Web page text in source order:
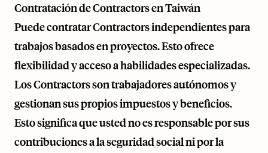
Contratación de Contractors en Taiwán
Puede contratar Contractors independientes para
trabajos basados en proyectos. Esto ofrece
flexibilidad y acceso a habilidades especializadas.
Los Contractors son trabajadores autónomos y
gestionan sus propios impuestos y beneficios.
Esto significa que usted no es responsable por sus
contribuciones a la seguridad social ni por la